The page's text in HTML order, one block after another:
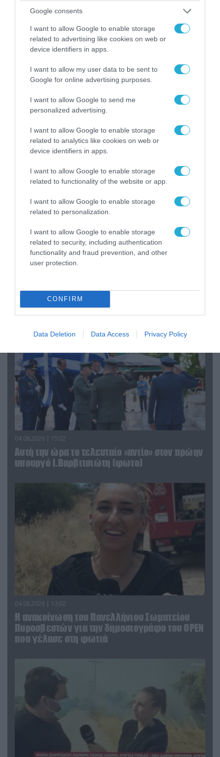
Google consents
I want to allow Google to enable storage
related to advertising like cookies on web or
device identifiers in apps.
I want to allow my user data to be sent to
Google for online advertising purposes.
I want to allow Google to send me
personalized advertising.
I want to allow Google to enable storage
related to analytics like cookies on web or
device identifiers in apps.
I want to allow Google to enable storage
related to functionality of the website or app.
I want to allow Google to enable storage
related to personalization.
I want to allow Google to enable storage
related to security, including authentication
functionality and fraud prevention, and other
user protection.
CONFIRM
Data Deletion Data Access Privacy Policy
«Επιχείρηση ελεύθερα πεζοδρόμια» στην
Αθήνα: Απομακρύνθηκαν παράνομα
06.08.2026 | 09:03
Αττικής (φωτο)
04.08.2026 | 15:02
Αυτή την ώρα το τελευταίο «αντίο» στον πρώην
υπουργό Ι.Βαρβιτσιώτη (φωτο)
04.08.2026 | 13:02
Η ανακοίνωση του Πανελλήνιου Σωματείου
Πυροσβεστών για την δημοσιογράφο του OPEN
που γέλασε στη φωτιά